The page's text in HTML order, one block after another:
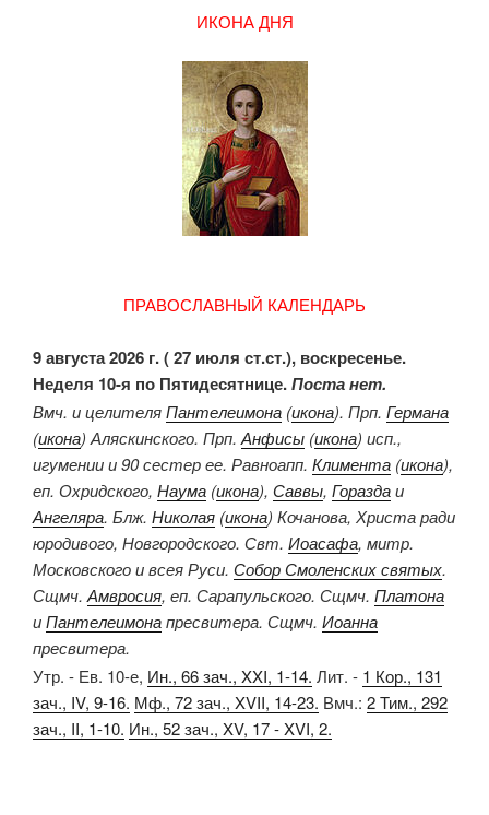
ИКОНА ДНЯ
ПРАВОСЛАВНЫЙ КАЛЕНДАРЬ
9 августа 2026 г. ( 27 июля ст.ст.), воскресенье.
Неделя 10-я по Пятидесятнице.Поста нет.
Вмч. и целителяПантелеимона (икона). Прп. Германа
(икона) Аляскинского. Прп.Анфисы (икона) исп.,
игумении и 90 сестер ее. Равноапп. Климента (икона),
еп. Охридского, Наума (икона), Саввы, Гораздаи
Ангеляра. Блж. Николая (икона) Кочанова, Христа ради
юродивого, Новгородского. Свт. Иоасафа, митр.
Московского и всея Руси. Собор Смоленских святых.
Сщмч.Амвросия, еп. Сарапульского. Сщмч. Платона
иПантелеимонапресвитера. Сщмч. Иоанна
пресвитера.
Утр. - Ев. 10-е, Ин., 66 зач., XXI, 1-14. Лит. - 1 Кор., 131
зач., IV, 9-16. Мф., 72 зач., XVII, 14-23. Вмч.: 2 Тим., 292
зач., II, 1-10. Ин., 52 зач., XV, 17 - XVI, 2.